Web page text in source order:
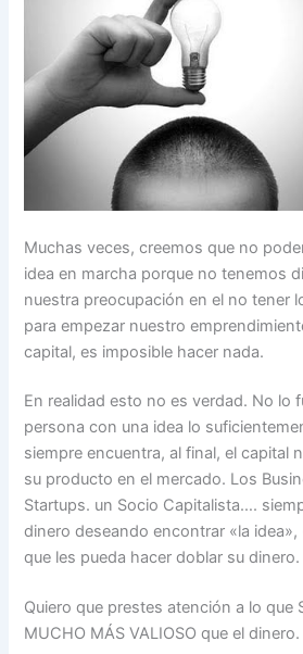
Muchas veces, creemos que no
idea en marcha porque no tenemos
nuestra preocupación en el no tener
para empezar nuestro
capital, es imposible hacer nada.
En realidad esto no es verdad. No lo
persona con una idea lo
siempre encuentra, al final, el capital
su producto en el mercado. Los
Startups. un Socio Capitalista….
dinero deseando encontrar «la
que les pueda hacer doblar su dinero.
Quiero que prestes atención a lo que
MUCHO MÁS VALIOSO que el dinero.